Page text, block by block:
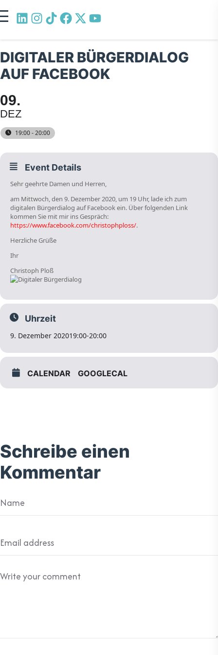
DIGITALER BÜRGERDIALOG
AUF FACEBOOK
09
DEZ
19:00 - 20:00
Event Details
Sehr geehrte Damen und Herren,
am Mittwoch, den 9. Dezember 2020, um 19 Uhr, lade ich zum
digitalen Bürgerdialog auf Facebook ein. Über folgenden Link
kommen Sie mit mir ins Gespräch:
https://www.facebook.com/christophploss/.
Herzliche Grüße
Ihr
Christoph Ploß
Uhrzeit
9. Dezember 202019:00-20:00
CALENDAR GOOGLECAL
Schreibe einen
Kommentar